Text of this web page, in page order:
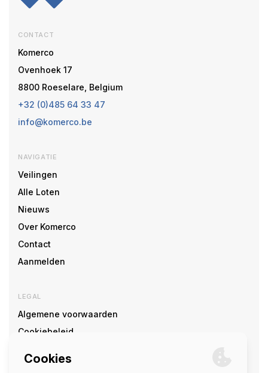
CONTACT
Komerco
Ovenhoek 17
8800 Roeselare, Belgium
+32 (0)485 64 33 47
info@komerco.be
NAVIGATIE
Veilingen
Alle Loten
Nieuws
Over Komerco
Contact
Aanmelden
LEGAL
Algemene voorwaarden
Cookiebeleid